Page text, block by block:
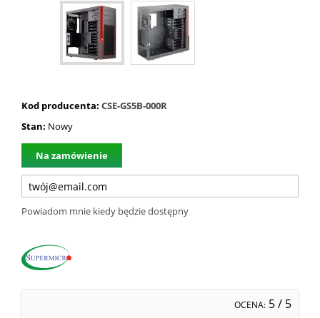
Kod producenta: CSE-GS5B-000R
Stan: Nowy
Na zamówienie
Powiadom mnie kiedy będzie dostępny
OCENA: 5/ 5